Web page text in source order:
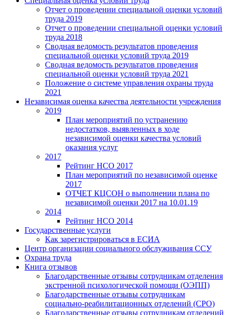
Отчет о проведении специальной оценки условий
труда 2019
Отчет о проведении специальной оценки условий
труда 2018
Сводная ведомость результатов проведения
специальной оценки условий труда 2019
Сводная ведомость результатов проведения
специальной оценки условий труда 2021
Положение о системе управления охраны труда
2021
Независимая оценка качества деятельности учреждения
2019
План мероприятий по устранению
недостатков, выявленных в ходе
независимой оценки качества условий
оказания услуг
2017
Рейтинг НСО 2017
План мероприятий по независимой оценке
2017
ОТЧЕТ КЦСОН о выполнении плана по
независимой оценки 2017 на 10.01.19
2014
Рейтинг НСО 2014
Государственные услуги
Как зарегистрироваться в ЕСИА
Центр организации социального обслуживания ССУ
Охрана труда
Книга отзывов
Благодарственные отзывы сотрудникам отделения
экстренной психологической помощи (ОЭПП)
Благодарственные отзывы сотрудникам
социально-реабилитационных отделений (СРО)
Благодарственные отзывы сотрудникам отделений